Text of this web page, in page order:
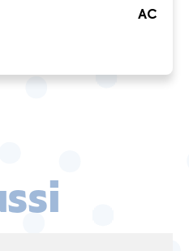
AC